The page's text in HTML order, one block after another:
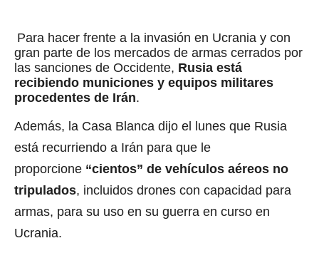
Para hacer frente a la invasión en Ucrania y con
gran parte de los mercados de armas cerrados por
las sanciones de Occidente, Rusia está
recibiendo municiones y equipos militares
procedentes de Irán.
Además, la Casa Blanca dijo el lunes que Rusia
está recurriendo a Irán para que le
proporcione “cientos” de vehículos aéreos no
tripulados, incluidos drones con capacidad para
armas, para su uso en su guerra en curso en
Ucrania.